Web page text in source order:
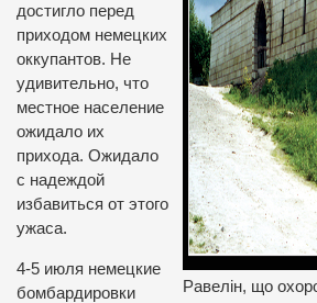
Равелін, що
достигло перед
приходом немецких
оккупантов. Не
удивительно, что
местное население
ожидало их
прихода. Ожидало
с надеждой
избавиться от этого
ужаса.
4-5 июля немецкие
бомбардировки